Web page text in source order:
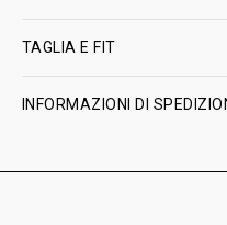
TAGLIA E FIT
INFORMAZIONI DI